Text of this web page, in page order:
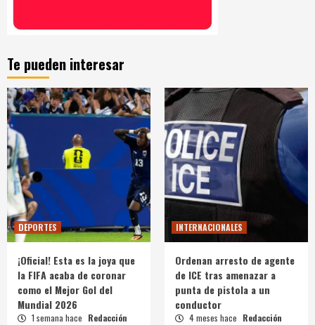
Te pueden interesar
DEPORTES
¡Oficial! Esta es la joya que
la FIFA acaba de coronar
como el Mejor Gol del
Mundial 2026
1 semana hace Redacción
INTERNACIONALES
Ordenan arresto de agente
de ICE tras amenazar a
punta de pistola a un
conductor
4 meses hace Redacción